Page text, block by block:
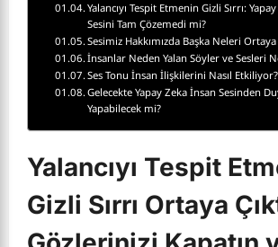
Yalancıyı Tespit Etmenin Gizli Sırrı:
Sesini Tam Çözemedi mi?
Sesimiz Hakkımızda Başka Neleri Ortaya
İnsanlar Neden Yalan Söyler ve Sesleri
Ses Tonu İnsan İlişkilerini Nasıl Etkiliyor?
Gelecekte Yapay Zeka İnsan Sesinden
Yapabilecek mi?
Yalancıyı Tespit
Gizli Sırrı Ortaya